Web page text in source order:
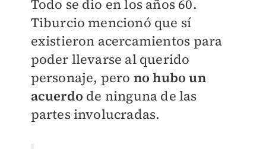
Todo se dio en los años 60.
Tiburcio mencionó que sí
existieron acercamientos para
poder llevarse al querido
personaje, pero no hubo un
acuerdo de ninguna de las
partes involucradas.